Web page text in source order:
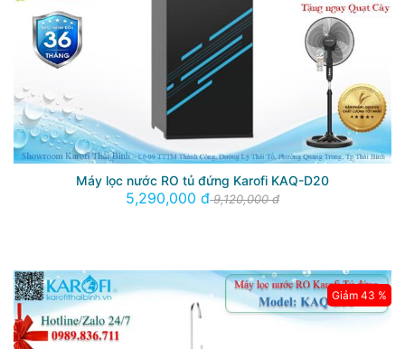
Máy lọc nước RO tủ đứng Karofi KAQ-D20
5,290,000 đ9,120,000 đ
Giảm 43 %